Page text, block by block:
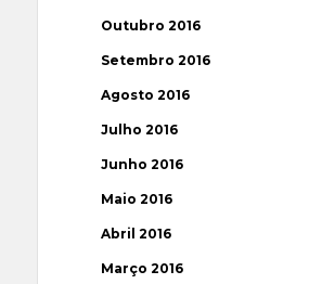
Outubro 2016
Setembro 2016
Agosto 2016
Julho 2016
Junho 2016
Maio 2016
Abril 2016
Março 2016